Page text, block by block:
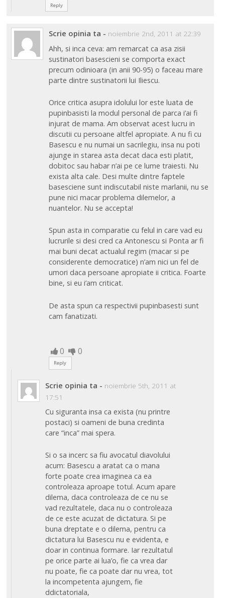
Reply
Scrie opinia ta - noiembrie 2nd, 2011 at 22:39
Ahh, si inca ceva: am remarcat ca asa zisii
sustinatori basescieni se comporta exact
precum odinioara (in anii 90-95) o faceau mare
parte dintre sustinatorii lui Iliescu.
Orice critica asupra idolului lor este luata de
pupinbasisti la modul personal de parca i’ai fi
injurat de mama. Am observat acest lucru in
discutii cu persoane altfel apropiate. A nu fi cu
Basescu e nu numai un sacrilegiu, insa nu poti
ajunge in starea asta decat daca esti platit,
dobitoc sau habar n’ai pe ce lume traiesti. Nu
exista alta cale. Desi multe dintre faptele
basesciene sunt indiscutabil niste marlanii, nu se
pune nici macar problema dilemelor, a
nuantelor. Nu se accepta!
Spun asta in comparatie cu felul in care vad eu
lucrurile si desi cred ca Antonescu si Ponta ar fi
mai buni decat actualul regim (macar si pe
considerente democratice) n’am nici un fel de
umori daca persoane apropiate ii critica. Foarte
bine, si eu i’am criticat.
De asta spun ca respectivii pupinbasesti sunt
cam fanatizati.
0 0
Reply
Scrie opinia ta - noiembrie 5th, 2011 at
17:51
Cu siguranta insa ca exista (nu printre
postaci) si oameni de buna credinta
care “inca” mai spera.
Si o sa incerc sa fiu avocatul diavolului
acum: Basescu a aratat ca o mana
forte poate crea imaginea ca ea
controleaza aproape totul. Acum apare
dilema, daca controleaza de ce nu se
vad rezultatele, daca nu o controleaza
de ce este acuzat de dictatura. Si pe
buna dreptate e o dilema, pentru ca
dictatura lui Basescu nu e evidenta, e
doar in continua formare. Iar rezultatul
pe orice parte ai lua’o, fie ca vrea dar
nu poate, fie ca poate dar nu vrea, tot
la incompetenta ajungem, fie
ddictatoriala,